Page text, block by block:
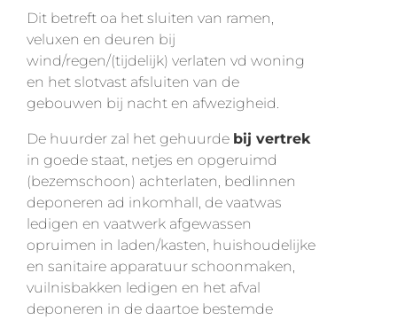
Dit betreft oa het sluiten van ramen,
veluxen en deuren bij
wind/regen/(tijdelijk) verlaten vd woning
en het slotvast afsluiten van de
gebouwen bij nacht en afwezigheid.
De huurder zal het gehuurde bij vertrek
in goede staat, netjes en opgeruimd
(bezemschoon) achterlaten, bedlinnen
deponeren ad inkomhall, de vaatwas
ledigen en vaatwerk afgewassen
opruimen in laden/kasten, huishoudelijke
en sanitaire apparatuur schoonmaken,
vuilnisbakken ledigen en het afval
deponeren in de daartoe bestemde